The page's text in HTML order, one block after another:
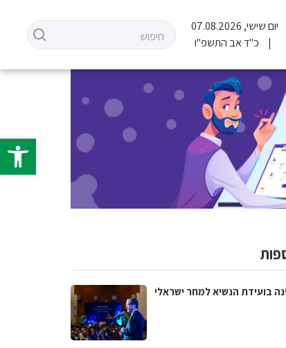
פתח
יום שישי, 07.08.2026
כ"ד אב התשפ"ו
בועידת הנשיא למחר ישראלי